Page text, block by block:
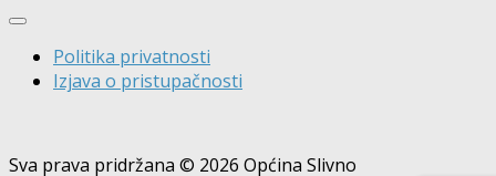
Politika privatnosti
Izjava o pristupačnosti
Sva prava pridržana © 2026 Općina Slivno